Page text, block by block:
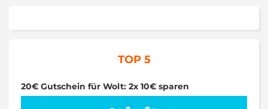
TOP 5
20€ Gutschein für Wolt: 2x 10€ sparen